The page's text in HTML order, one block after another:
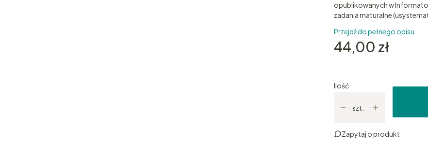
opublikowanych w
zadania maturalne
Przejdź do pełnego opisu
Cena
44,00 zł
Ilość
szt.
Zapytaj o produkt